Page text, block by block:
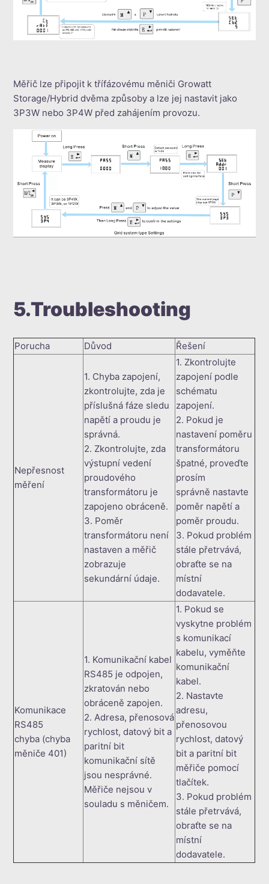
Měřič lze připojit k třífázovému měniči Growatt
Storage/Hybrid dvěma způsoby a lze jej nastavit jako
3P3W nebo 3P4W před zahájením provozu.
5.Troubleshooting
Porucha Důvod Řešení
Nepřesnost
měření
1. Chyba zapojení,
zkontrolujte, zda je
příslušná fáze sledu
napětí a proudu je
správná.
2. Zkontrolujte, zda
výstupní vedení
proudového
transformátoru je
zapojeno obráceně.
3. Poměr
transformátoru není
nastaven a měřič
zobrazuje
sekundární údaje.
1. Zkontrolujte
zapojení podle
schématu
zapojení.
2. Pokud je
nastavení poměru
transformátoru
špatné, proveďte
prosím
správně nastavte
poměr napětí a
poměr proudu.
3. Pokud problém
stále přetrvává,
obraťte se na
místní
dodavatele.
Komunikace
RS485
chyba (chyba
měniče 401)
1. Komunikační kabel
RS485 je odpojen,
zkratován nebo
obráceně zapojen.
2. Adresa, přenosová
rychlost, datový bit a
paritní bit
komunikační sítě
jsou nesprávné.
Měřiče nejsou v
souladu s měničem.
1. Pokud se
vyskytne problém
s komunikací
kabelu, vyměňte
komunikační
kabel.
2. Nastavte
adresu,
přenosovou
rychlost, datový
bit a paritní bit
měřiče pomocí
tlačítek.
3. Pokud problém
stále přetrvává,
obraťte se na
místní
dodavatele.